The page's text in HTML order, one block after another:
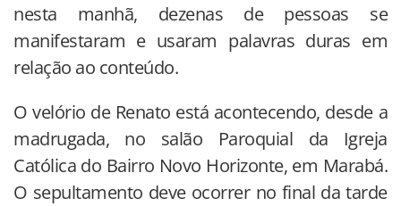
nesta manhã, dezenas de pessoas se
manifestaram e usaram palavras duras em
relação ao conteúdo.
O velório de Renato está acontecendo, desde a
madrugada, no salão Paroquial da Igreja
Católica do Bairro Novo Horizonte, em Marabá.
O sepultamento deve ocorrer no final da tarde